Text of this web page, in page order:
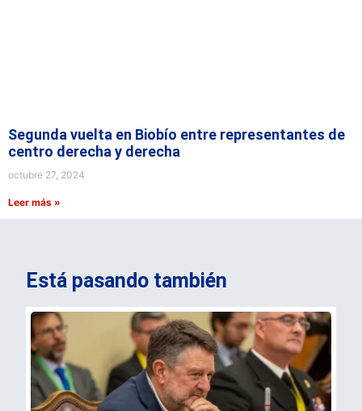
Segunda vuelta en Biobío entre representantes de
centro derecha y derecha
octubre 27, 2024
Leer más »
Está pasando también